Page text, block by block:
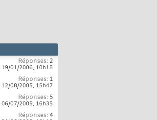
Réponses: 2
19/01/2006, 10h18
Réponses: 1
12/08/2005, 15h47
Réponses: 5
06/07/2005, 16h35
Réponses:4